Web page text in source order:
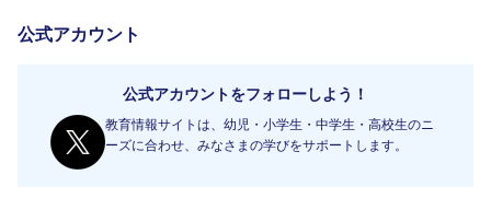
公式アカウント
公式アカウントをフォローしよう！
教育情報サイトは、幼児・小学生・中学生・高校生のニ
ーズに合わせ、みなさまの学びをサポートします。